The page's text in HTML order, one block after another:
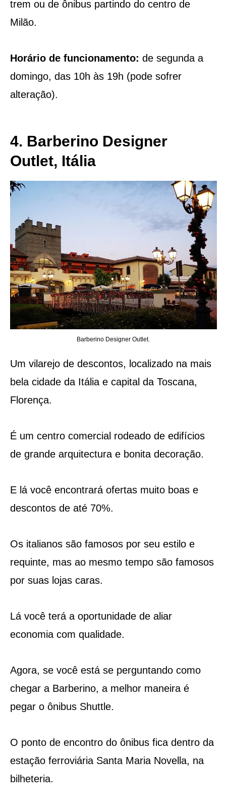
trem ou de ônibus partindo do centro de
Milão.
Horário de funcionamento: de segunda a
domingo, das 10h às 19h (pode sofrer
alteração).
4. Barberino Designer
Outlet, Itália
Barberino Designer Outlet.
Um vilarejo de descontos, localizado na mais
bela cidade da Itália e capital da Toscana,
Florença.
É um centro comercial rodeado de edifícios
de grande arquitectura e bonita decoração.
E lá você encontrará ofertas muito boas e
descontos de até 70%.
Os italianos são famosos por seu estilo e
requinte, mas ao mesmo tempo são famosos
por suas lojas caras.
Lá você terá a oportunidade de aliar
economia com qualidade.
Agora, se você está se perguntando como
chegar a Barberino, a melhor maneira é
pegar o ônibus Shuttle.
O ponto de encontro do ônibus fica dentro da
estação ferroviária Santa Maria Novella, na
bilheteria.